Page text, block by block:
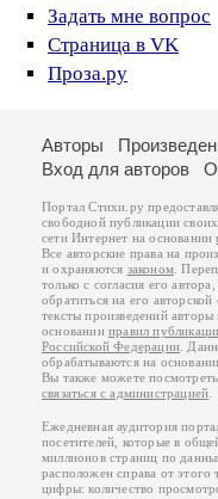
Задать мне вопрос
Страница в VK
Проза.ру
Авторы
Вход для авторов
О
Портал Стихи.ру
свободной публикации
сети Интернет на основании
Все авторские права на
и охраняются законом .
только с согласия его
обратиться на его авторской
тексты произведений авторы
основанииправил
Российской Федерации .
обрабатываются на
Вы также можете
связаться с администрацией
Ежедневная аудитория
посетителей, которые в
миллионов страниц по
расположен справа от этого
цифры: количество